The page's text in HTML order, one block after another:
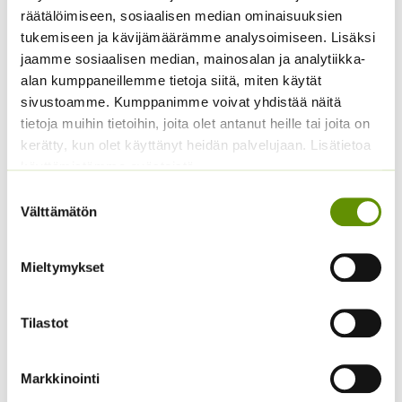
räätälöimiseen, sosiaalisen median ominaisuuksien
tukemiseen ja kävijämäärämme analysoimiseen. Lisäksi
jaamme sosiaalisen median, mainosalan ja analytiikka-
alan kumppaneillemme tietoja siitä, miten käytät
sivustoamme. Kumppanimme voivat yhdistää näitä
tietoja muihin tietoihin, joita olet antanut heille tai joita on
kerätty, kun olet käyttänyt heidän palvelujaan. Lisätietoa
käyttämistämme evästeistä
valinta
Välttämätön
Mieltymykset
Tilastot
Markkinointi
Presto sekoitus
2,70€ Sisältää arvonlisäveron
Cosmic mix.
ALE!
Alkuperäinen
hinta
oli:
4,20 €.
3,20
Nykyinen
hinta
on:
3,20 €.
arvonlisäveron
Tails’